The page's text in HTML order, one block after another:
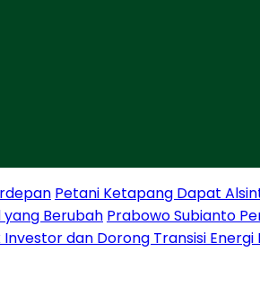
Petani Ketapang Dapat
yang Berubah Prabowo Subianto
dan Dorong Transisi Energi